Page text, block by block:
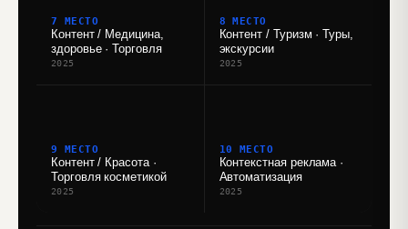
7 МЕСТО
Контент / Медицина,
здоровье · Торговля
2025
8 МЕСТО
Контент / Туризм · Туры,
экскурсии
2025
9 МЕСТО
Контент / Красота ·
Торговля косметикой
2025
10 МЕСТО
Контекстная реклама ·
Автоматизация
2025